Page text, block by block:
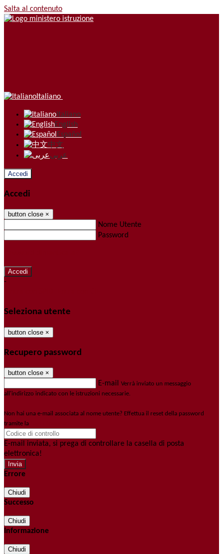
Salta al contenuto
Italiano
Italiano
English
Español
中文
عربى
Accedi
Accedi
button close ×
Nome Utente
Password
-
Seleziona utente
button close ×
Recupero password
button close ×
E-mail Verrà inviato un messaggio
all'indirizzo indicato con le istruzioni necessarie.
Non hai una e-mail associata al nome utente? Effettua il reset della password
tramite la
E-mail inviata, si prega di controllare la casella di posta
elettronica!
Errore
Chiudi
Successo
Chiudi
Informazione
Chiudi